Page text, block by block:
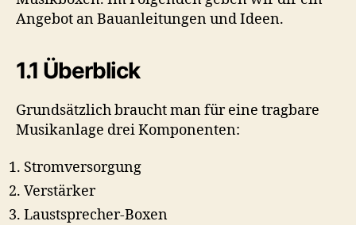
Angebot an Bauanleitungen und Ideen.
1.1 Überblick
Grundsätzlich braucht man für eine tragbare
Musikanlage drei Komponenten:
Stromversorgung
Verstärker
Laustsprecher-Boxen